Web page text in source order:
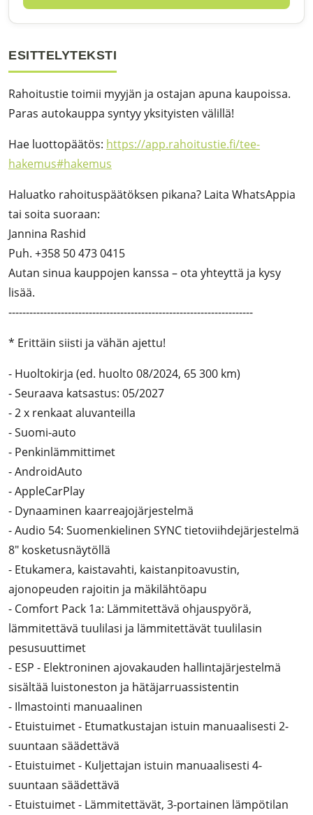
ESITTELYTEKSTI
Rahoitustie toimii myyjän ja ostajan apuna kaupoissa.
Paras autokauppa syntyy yksityisten välillä!
Hae luottopäätös: https://app.rahoitustie.fi/tee-
hakemus#hakemus
Haluatko rahoituspäätöksen pikana? Laita WhatsAppia
tai soita suoraan:
Jannina Rashid
Puh. +358 50 473 0415
Autan sinua kauppojen kanssa – ota yhteyttä ja kysy
lisää.
----------------------------------------------------------------------
* Erittäin siisti ja vähän ajettu!
- Huoltokirja (ed. huolto 08/2024, 65 300 km)
- Seuraava katsastus: 05/2027
- 2 x renkaat aluvanteilla
- Suomi-auto
- Penkinlämmittimet
- AndroidAuto
- AppleCarPlay
- Dynaaminen kaarreajojärjestelmä
- Audio 54: Suomenkielinen SYNC tietoviihdejärjestelmä
8" kosketusnäytöllä
- Etukamera, kaistavahti, kaistanpitoavustin,
ajonopeuden rajoitin ja mäkilähtöapu
- Comfort Pack 1a: Lämmitettävä ohjauspyörä,
lämmitettävä tuulilasi ja lämmitettävät tuulilasin
pesusuuttimet
- ESP - Elektroninen ajovakauden hallintajärjestelmä
sisältää luistoneston ja hätäjarruassistentin
- Ilmastointi manuaalinen
- Etuistuimet - Etumatkustajan istuin manuaalisesti 2-
suuntaan säädettävä
- Etuistuimet - Kuljettajan istuin manuaalisesti 4-
suuntaan säädettävä
- Etuistuimet - Lämmitettävät, 3-portainen lämpötilan